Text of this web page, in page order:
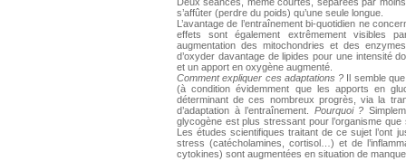
s’affûter (perdre du poids) qu’une seule longue.
L’avantage de l’entraînement bi-quotidien ne
effets sont également extrêmement visibles
augmentation des mitochondries et des
d’oxyder davantage de lipides pour une intensité
et un apport en oxygène augmenté.
Comment expliquer ces adaptations ? Il semble
(à condition évidemment que les apports en
déterminant de ces nombreux progrès, via la
d’adaptation à l’entraînement. Pourquoi ?
glycogène est plus stressant pour l’organisme
Les études scientifiques traitant de ce sujet l’ont
stress (catécholamines, cortisol…) et de
cytokines) sont augmentées en situation de